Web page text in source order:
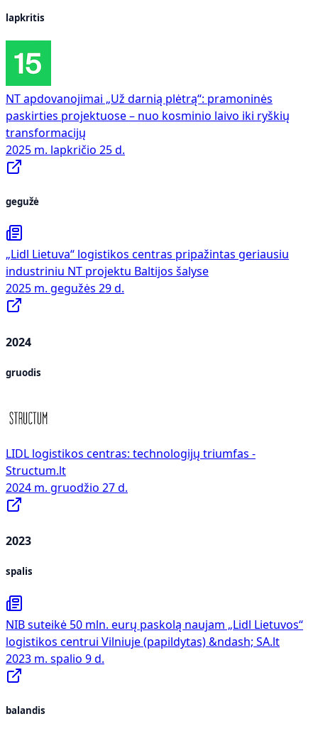
lapkritis
NT apdovanojimai „Už darnią plėtrą“: pramoninės
paskirties projektuose – nuo kosminio laivo iki ryškių
transformacijų
2025 m. lapkričio 25 d.
gegužė
„Lidl Lietuva“ logistikos centras pripažintas geriausiu
industriniu NT projektu Baltijos šalyse
2025 m. gegužės 29 d.
2024
gruodis
LIDL logistikos centras: technologijų triumfas -
Structum.lt
2024 m. gruodžio 27 d.
2023
spalis
NIB suteikė 50 mln. eurų paskolą naujam „Lidl Lietuvos“
logistikos centrui Vilniuje (papildytas) &ndash; SA.lt
2023 m. spalio 9 d.
balandis